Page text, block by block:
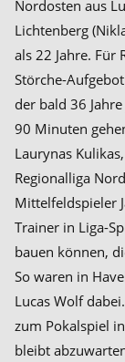
Nordosten aus
Lichtenberg
als 22 Jahre. Für
Störche-
der bald 36
90 Minuten
Laurynas
Regionalliga
Mittelfeldspieler
Trainer in Liga-
bauen können,
So waren in
Lucas Wolf
zum Pokalspiel
bleibt